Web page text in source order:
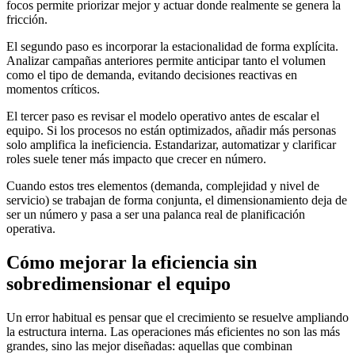
focos permite priorizar mejor y actuar donde realmente se genera la
fricción.
El segundo paso es incorporar la estacionalidad de forma explícita.
Analizar campañas anteriores permite anticipar tanto el volumen
como el tipo de demanda, evitando decisiones reactivas en
momentos críticos.
El tercer paso es revisar el modelo operativo antes de escalar el
equipo. Si los procesos no están optimizados, añadir más personas
solo amplifica la ineficiencia. Estandarizar, automatizar y clarificar
roles suele tener más impacto que crecer en número.
Cuando estos tres elementos (demanda, complejidad y nivel de
servicio) se trabajan de forma conjunta, el dimensionamiento deja de
ser un número y pasa a ser una palanca real de planificación
operativa.
Cómo mejorar la eficiencia sin
sobredimensionar el equipo
Un error habitual es pensar que el crecimiento se resuelve ampliando
la estructura interna. Las operaciones más eficientes no son las más
grandes, sino las mejor diseñadas: aquellas que combinan